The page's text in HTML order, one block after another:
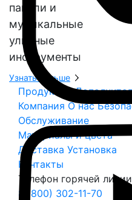
панели и
музыкальные
уличные
инструменты
Узнать больше
Продукция
Компания О нас
Обслуживание
Материалы и цвета
Доставка Установка
Контакты
Телефон горячей линии
8 (800) 302-11-70